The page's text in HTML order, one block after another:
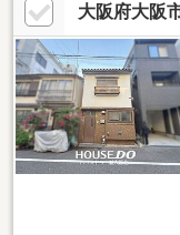
大阪府大阪